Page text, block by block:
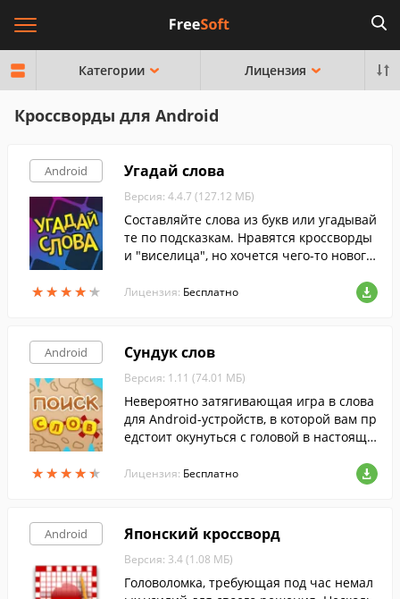
Категории Лицензия
Кроссворды для Android
Android
★★★★★
★★★★★
Угадай слова
Версия: 4.4.7 (127.12 МБ)
Составляйте слова из букв или угадывай
те по подсказкам. Нравятся кроссворды
и "виселица", но хочется чего-то новог
ля вас.
Лицензия: Бесплатно
Android
★★★★★
★★★★★
Сундук слов
Версия: 1.11 (74.01 МБ)
Невероятно затягивающая игра в слова
для Android-устройств, в которой вам пр
едстоит окунуться с головой в настоящи
ровней и увлекательными заданиями.
Лицензия: Бесплатно
Android Японский кроссворд
Версия: 3.4 (1.08 МБ)
Головоломка, требующая под час немал